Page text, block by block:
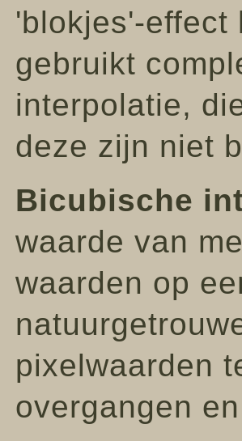
'blokjes'-effect
gebruikt
interpolatie,
deze zijn niet
Bicubische
waarde van
waarden op
pixelwaarden
overgangen